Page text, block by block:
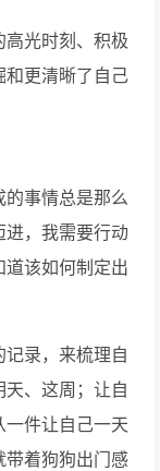
光时刻、积极
和更清晰了自己
事情总是那么
，我需要行动
该如何制定出
录，来梳理自
、这周；让自
一件让自己一天
带着狗狗出门感